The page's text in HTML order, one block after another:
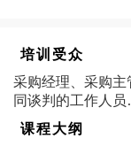
培训受众
采购经理、采购
同谈判的工作人
课程大纲